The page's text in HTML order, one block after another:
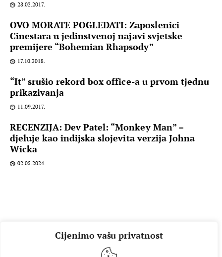
Cijenimo vašu privatnost
28.02.2017.
OVO MORATE POGLEDATI: Zaposlenici
Cinestara u jedinstvenoj najavi svjetske
premijere “Bohemian Rhapsody”
17.10.2018.
“It” srušio rekord box office-a u prvom tjednu
prikazivanja
11.09.2017.
RECENZIJA: Dev Patel: “Monkey Man” –
djeluje kao indijska slojevita verzija Johna
Wicka
02.05.2024.